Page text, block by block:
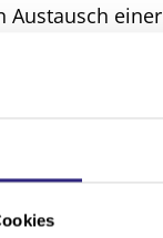
Wir
sich um
um: